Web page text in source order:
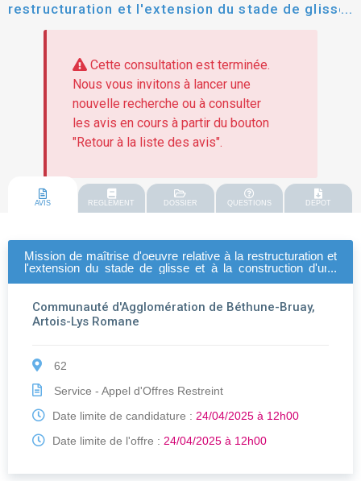
restructuration et l'extension du stade de glisse
et à la construction d'une piscine communautaire
à noeux-les-minesCette consultation est terminée.
Nous vous invitons à lancer une
nouvelle recherche ou à consulter
les avis en cours à partir du bouton
"Retour à la liste des avis".
AVIS REGLEMENT DOSSIER QUESTIONS DEPOT
Mission de maîtrise d'oeuvre relative à la restructuration et
l'extension du stade de glisse et à la construction d'une
Communauté d'Agglomération de Béthune-Bruay,
Artois-Lys Romane
62
Service - Appel d'Offres Restreint
Date limite de candidature : 24/04/2025 à 12h00
Date limite de l'offre : 24/04/2025 à 12h00